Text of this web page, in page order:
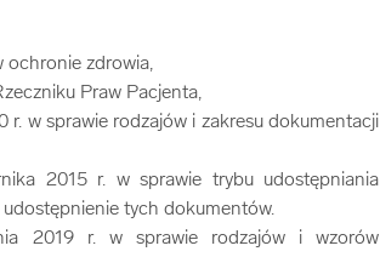
ochronie zdrowia,
Praw Pacjenta,
w sprawie rodzajów i zakresu dokumentacji
2015 r. w sprawie trybu udostępniania
tych dokumentów.
2019 r. w sprawie rodzajów i wzorów